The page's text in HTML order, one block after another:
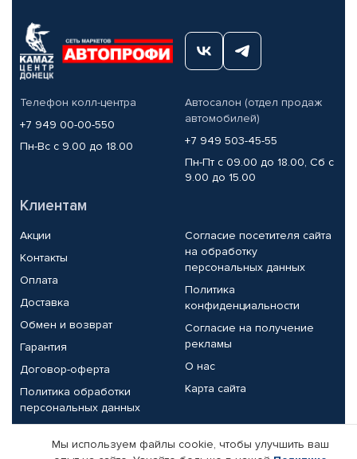
Телефон колл-центра
+7 949 00-00-550
Пн-Вс с 9.00 до 18.00
Автосалон (отдел продаж
автомобилей)
+7 949 503-45-55
Пн-Пт с 09.00 до 18.00, Сб с
9.00 до 15.00
Клиентам
Акции
Контакты
Оплата
Доставка
Обмен и возврат
Гарантия
Договор-оферта
Политика обработки
персональных данных
Согласие посетителя сайта
на обработку
персональных данных
Политика
конфиденциальности
Согласие на получение
рекламы
О нас
Карта сайта
Партнерам
Мы используем файлы cookie, чтобы улучшить ваш